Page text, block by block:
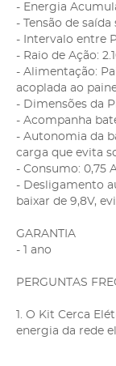
- Energia
- Tensão de saída
- Intervalo entre
- Raio de Ação:
- Alimentação:
acoplada ao
- Dimensões da
- Acompanha
- Autonomia da
carga que evita
- Consumo: 0,75
- Desligamento
baixar de 9,8V,
GARANTIA
- 1 ano
PERGUNTAS
1. O Kit Cerca
energia da rede